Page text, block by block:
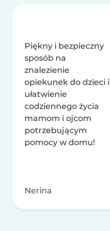
Piękny i bezpieczny
sposób na
znalezienie
opiekunek do dzieci i
ułatwienie
codziennego życia
mamom i ojcom
potrzebującym
pomocy w domu!
Nerina